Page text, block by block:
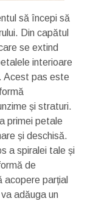
să începi să
Din capătul
se extind
interioare
Acest pas este
și straturi.
primei petale
și deschisă.
a spiralei tale și
de
parțial
adăuga un